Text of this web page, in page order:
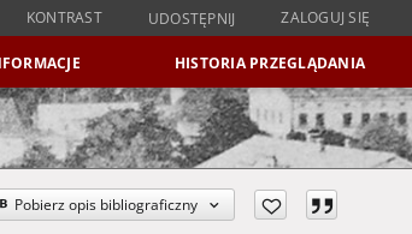
KONTRAST UDOSTĘPNIJ ZALOGUJ SIĘ
HISTORIA PRZEGLĄDANIA
Pobierz opis bibliograficzny